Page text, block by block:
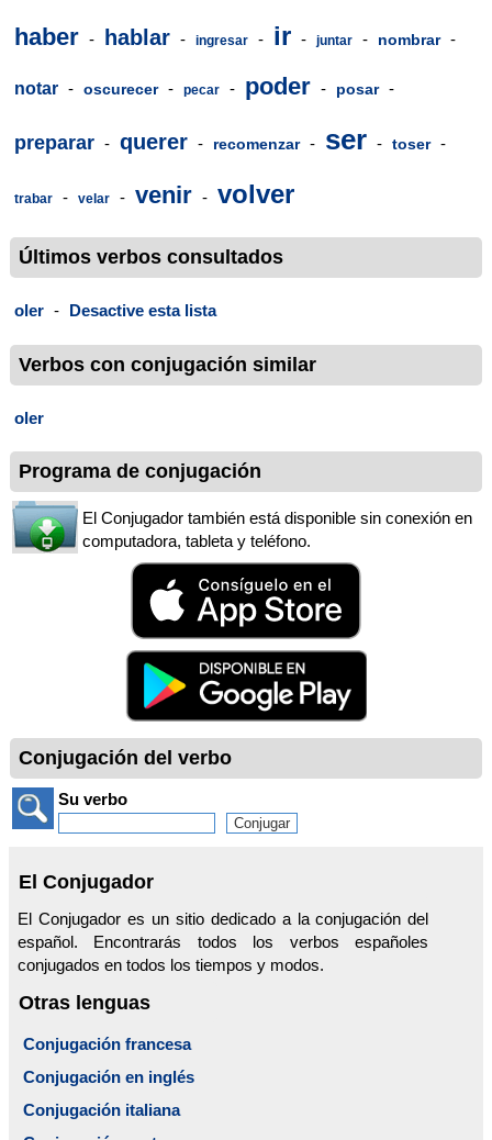
haber - hablar - ingresar - ir - juntar - nombrar -
notar - oscurecer - pecar - poder - posar -
preparar - querer - recomenzar - ser - toser -
trabar - velar - venir - volver
Últimos verbos consultados
oler - Desactive esta lista
Verbos con conjugación similar
oler
Programa de conjugación
El Conjugador también está disponible sin conexión en
computadora, tableta y teléfono.
Conjugación del verbo
Su verbo
El Conjugador
El Conjugador es un sitio dedicado a la conjugación del
español. Encontrarás todos los verbos españoles
conjugados en todos los tiempos y modos.
Otras lenguas
Conjugación francesa
Conjugación en inglés
Conjugación italiana